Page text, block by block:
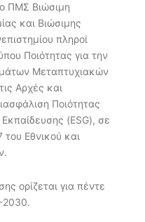
ΠΜΣ Βιώσιμη
και Βιώσιμης
πληροί
Ποιότητας για την
Μεταπτυχιακών
Αρχές και
Ποιότητας
(ESG), σε
Εθνικού και
ορίζεται για πέντε